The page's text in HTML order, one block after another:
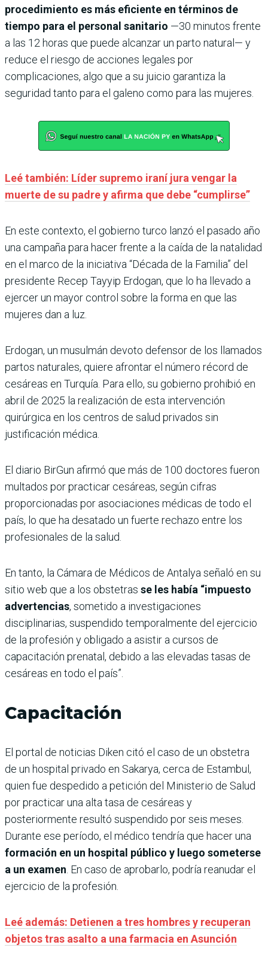
procedimiento es más eficiente en términos de
tiempo para el personal sanitario —30 minutos frente
a las 12 horas que puede alcanzar un parto natural— y
reduce el riesgo de acciones legales por
complicaciones, algo que a su juicio garantiza la
seguridad tanto para el galeno como para las mujeres.
Leé también: Líder supremo iraní jura vengar la
muerte de su padre y afirma que debe “cumplirse”
En este contexto, el gobierno turco lanzó el pasado año
una campaña para hacer frente a la caída de la natalidad
en el marco de la iniciativa “Década de la Familia” del
presidente Recep Tayyip Erdogan, que lo ha llevado a
ejercer un mayor control sobre la forma en que las
mujeres dan a luz.
Erdogan, un musulmán devoto defensor de los llamados
partos naturales, quiere afrontar el número récord de
cesáreas en Turquía. Para ello, su gobierno prohibió en
abril de 2025 la realización de esta intervención
quirúrgica en los centros de salud privados sin
justificación médica.
El diario BirGun afirmó que más de 100 doctores fueron
multados por practicar cesáreas, según cifras
proporcionadas por asociaciones médicas de todo el
país, lo que ha desatado un fuerte rechazo entre los
profesionales de la salud.
En tanto, la Cámara de Médicos de Antalya señaló en su
sitio web que a los obstetras se les había “impuesto
advertencias, sometido a investigaciones
disciplinarias, suspendido temporalmente del ejercicio
de la profesión y obligado a asistir a cursos de
capacitación prenatal, debido a las elevadas tasas de
cesáreas en todo el país”.
Capacitación
El portal de noticias Diken citó el caso de un obstetra
de un hospital privado en Sakarya, cerca de Estambul,
quien fue despedido a petición del Ministerio de Salud
por practicar una alta tasa de cesáreas y
posteriormente resultó suspendido por seis meses.
Durante ese período, el médico tendría que hacer una
formación en un hospital público y luego someterse
a un examen. En caso de aprobarlo, podría reanudar el
ejercicio de la profesión.
Leé además: Detienen a tres hombres y recuperan
objetos tras asalto a una farmacia en Asunción